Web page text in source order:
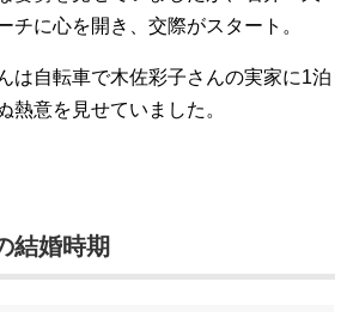
チに心を開き、交際がスタート。
は自転車で木佐彩子さんの実家に1泊
熱意を見せていました。
結婚時期